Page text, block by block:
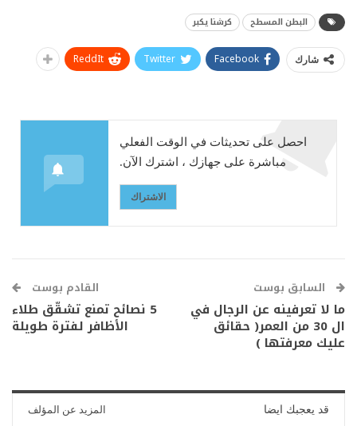
البطن المسطح كرشنا يكبر
شارك Facebook
Twitter
ReddIt
احصل على تحديثات في الوقت الفعلي
مباشرة على جهازك ، اشترك الآن.
الاشتراك
السابق بوست
ما لا تعرفينه عن الرجال في
ال 30 من العمر( حقائق
عليك معرفتها )
القادم بوست
5 نصائح تمنع تشقّق طلاء
الأظافر لفترة طويلة
قد يعجبك ايضا المزيد عن المؤلف